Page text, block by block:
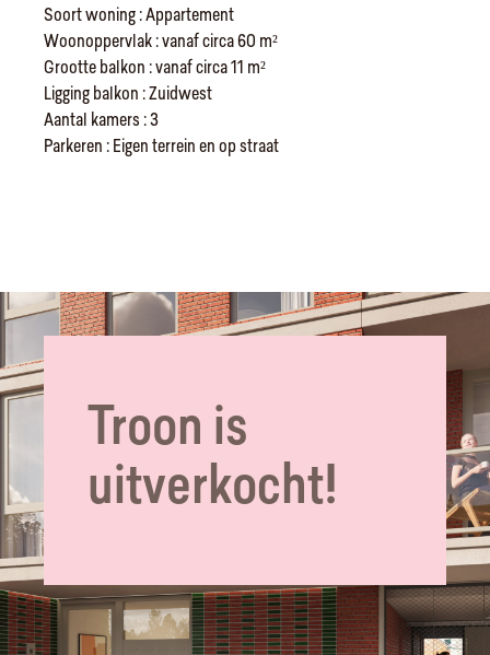
Soort woning : Appartement
Woonoppervlak : vanaf circa 60 m²
Grootte balkon : vanaf circa 11 m²
Ligging balkon : Zuidwest
Aantal kamers : 3
Parkeren : Eigen terrein en op straat
Troon is
uitverkocht!